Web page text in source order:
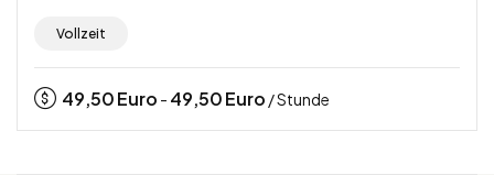
Vollzeit
49,50Euro - 49,50Euro / Stunde